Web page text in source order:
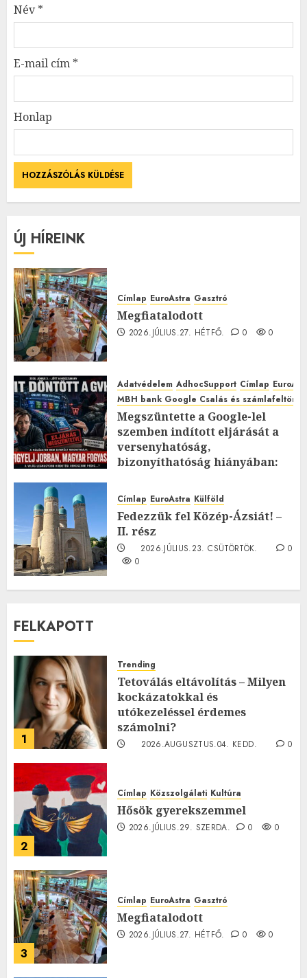
Név*
E-mail cím *
Honlap
ÚJ HÍREINK
Címlap EuroAstra Gasztró
Megfiatalodott
2026.JÚLIUS.27. HÉTFŐ. 0 0
Adatvédelem AdhocSupport Címlap
MBH bank Google Csalás és
Megszüntette a Google-lel
szemben indított eljárását a
versenyhatóság,
bizonyíthatóság hiányában:
2026.JÚLIUS.23. CSÜTÖRTÖK.
0
Címlap EuroAstra Külföld
Fedezzük fel Közép-Ázsiát! –
II. rész
2026.JÚLIUS.23. CSÜTÖRTÖK.
0
0
FELKAPOTT
1
Trending
Tetoválás eltávolítás – Milyen
kockázatokkal és
utókezeléssel érdemes
számolni?
2026.AUGUSZTUS.04. KEDD.
0
2
Címlap Közszolgálati Kultúra
Hősök gyerekszemmel
2026.JÚLIUS.29. SZERDA. 0 0
3
Címlap EuroAstra Gasztró
Megfiatalodott
2026.JÚLIUS.27. HÉTFŐ. 0 0